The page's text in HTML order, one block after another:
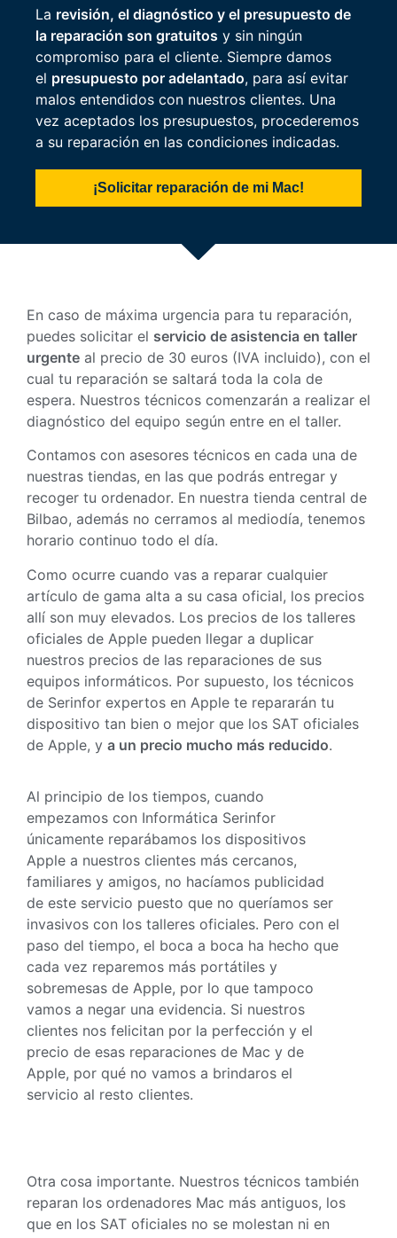
La revisión, el diagnóstico y el presupuesto de
la reparación son gratuitos y sin ningún
compromiso para el cliente. Siempre damos
el presupuesto por adelantado, para así evitar
malos entendidos con nuestros clientes. Una
vez aceptados los presupuestos, procederemos
a su reparación en las condiciones indicadas.
¡Solicitar reparación de mi Mac!
En caso de máxima urgencia para tu reparación,
puedes solicitar el servicio de asistencia en taller
urgente al precio de 30 euros (IVA incluido), con el
cual tu reparación se saltará toda la cola de
espera. Nuestros técnicos comenzarán a realizar el
diagnóstico del equipo según entre en el taller.
Contamos con asesores técnicos en cada una de
nuestras tiendas, en las que podrás entregar y
recoger tu ordenador. En nuestra tienda central de
Bilbao, además no cerramos al mediodía, tenemos
horario continuo todo el día.
Como ocurre cuando vas a reparar cualquier
artículo de gama alta a su casa oficial, los precios
allí son muy elevados. Los precios de los talleres
oficiales de Apple pueden llegar a duplicar
nuestros precios de las reparaciones de sus
equipos informáticos. Por supuesto, los técnicos
de Serinfor expertos en Apple te repararán tu
dispositivo tan bien o mejor que los SAT oficiales
de Apple, y a un precio mucho más reducido.
Al principio de los tiempos, cuando
empezamos con Informática Serinfor
únicamente reparábamos los dispositivos
Apple a nuestros clientes más cercanos,
familiares y amigos, no hacíamos publicidad
de este servicio puesto que no queríamos ser
invasivos con los talleres oficiales. Pero con el
paso del tiempo, el boca a boca ha hecho que
cada vez reparemos más portátiles y
sobremesas de Apple, por lo que tampoco
vamos a negar una evidencia. Si nuestros
clientes nos felicitan por la perfección y el
precio de esas reparaciones de Mac y de
Apple, por qué no vamos a brindaros el
servicio al resto clientes.
Otra cosa importante. Nuestros técnicos también
reparan los ordenadores Mac más antiguos, los
que en los SAT oficiales no se molestan ni en